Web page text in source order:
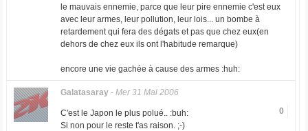
le mauvais ennemie, parce que leur pire ennemie c'est eux
avec leur armes, leur pollution, leur lois... un bombe à
retardement qui fera des dégats et pas que chez eux(en
dehors de chez eux ils ont l'habitude remarque)
encore une vie gachée à cause des armes :huh:
Galatasaray- Mer 31 Mai 2006
0
C'est le Japon le plus polué.. :buh:
Si non pour le reste t'as raison. ;-)